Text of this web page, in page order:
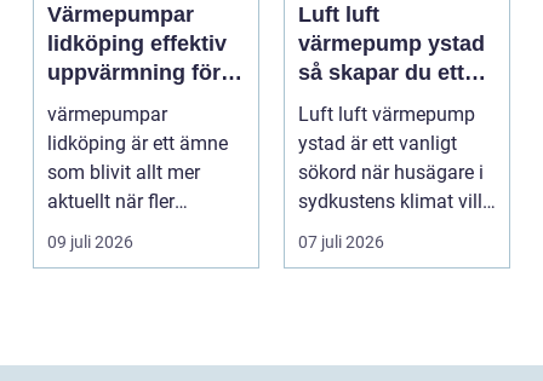
Värmepumpar
lidköping effektiv
uppvärmning för
hus och
fastigheter
värmepumpar
lidköping är ett ämne
som blivit allt mer
aktuellt när fler
fastighetsägare vill
kombine...
09 juli 2026
Luft luft
värmepump ystad
så skapar du ett
behagligt
inomhusklimat
Året om
Luft luft värmepump
ystad är ett vanligt
sökord när husägare i
sydkustens klimat vill
hitta ett smar...
07 juli 2026